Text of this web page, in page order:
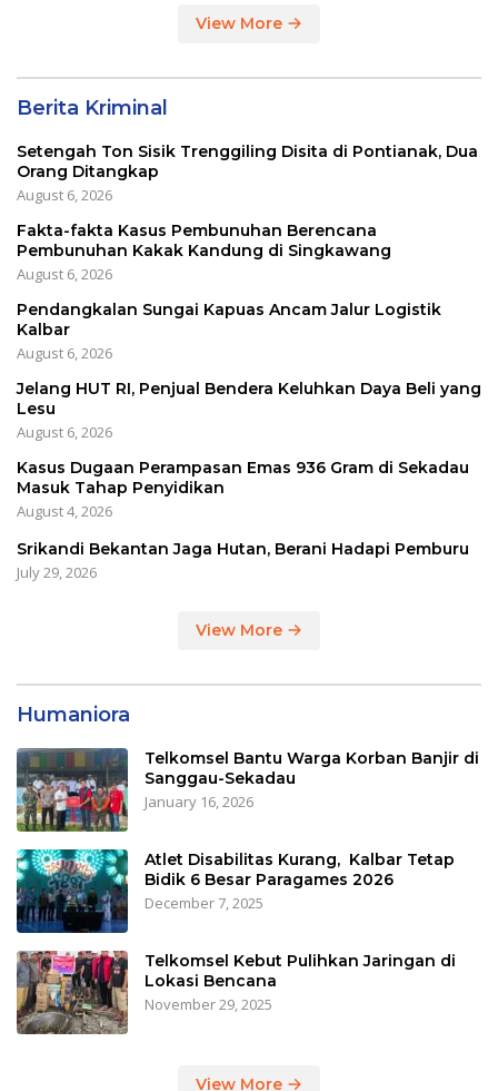
View More
Berita Kriminal
Setengah Ton Sisik Trenggiling Disita di Pontianak, Dua
Orang Ditangkap
August 6, 2026
Fakta-fakta Kasus Pembunuhan Berencana
Pembunuhan Kakak Kandung di Singkawang
August 6, 2026
Pendangkalan Sungai Kapuas Ancam Jalur Logistik
Kalbar
August 6, 2026
Jelang HUT RI, Penjual Bendera Keluhkan Daya Beli yang
Lesu
August 6, 2026
Kasus Dugaan Perampasan Emas 936 Gram di Sekadau
Masuk Tahap Penyidikan
August 4, 2026
Srikandi Bekantan Jaga Hutan, Berani Hadapi Pemburu
July 29, 2026
View More
Humaniora
Telkomsel Bantu Warga Korban Banjir di
Sanggau-Sekadau
January 16, 2026
Atlet Disabilitas Kurang, Kalbar Tetap
Bidik 6 Besar Paragames 2026
December 7, 2025
Telkomsel Kebut Pulihkan Jaringan di
Lokasi Bencana
November 29, 2025
View More